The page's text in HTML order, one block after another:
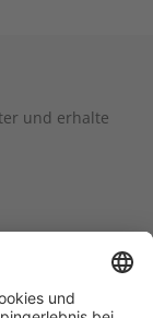
und erhalte